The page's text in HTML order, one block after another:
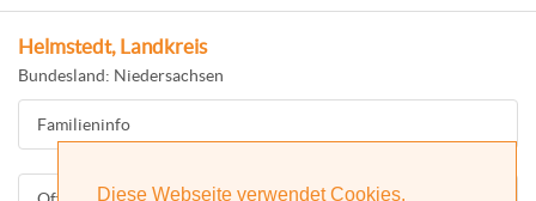
Diese Webseite verwendet Cookies.
Helmstedt, Landkreis
Bundesland: Niedersachsen
Familieninfo